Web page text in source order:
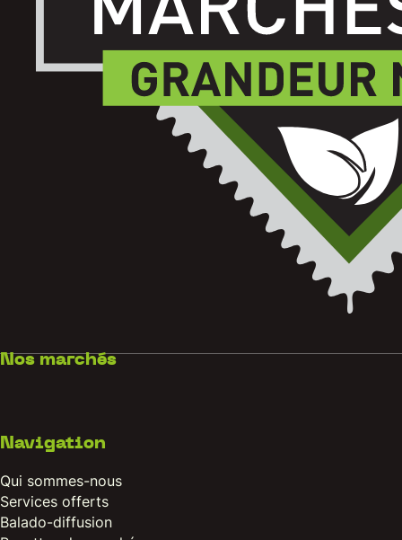
Nos marchés
Navigation
Qui sommes-nous
Services offerts
Balado-diffusion